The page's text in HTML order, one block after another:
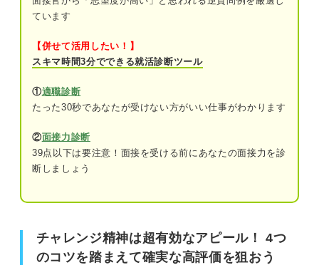
る
る
伝える
献するか伝える
ています
【併せて活用したい！】
スキマ時間3分でできる就活診断ツール
①適職診断
たった30秒であなたが受けない方がいい仕事がわかります
②面接力診断
39点以下は要注意！面接を受ける前にあなたの面接力を診
断しましょう
チャレンジ精神は超有効なアピール！ 4つ
のコツを踏まえて確実な高評価を狙おう
チャレンジ精神は超有効なアピール！ 4つのコツを踏まえ
て確実な高評価を狙おう
そもそもチャレンジ精神とは